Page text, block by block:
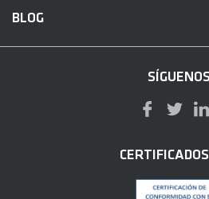
BLOG
SÍGUENOS